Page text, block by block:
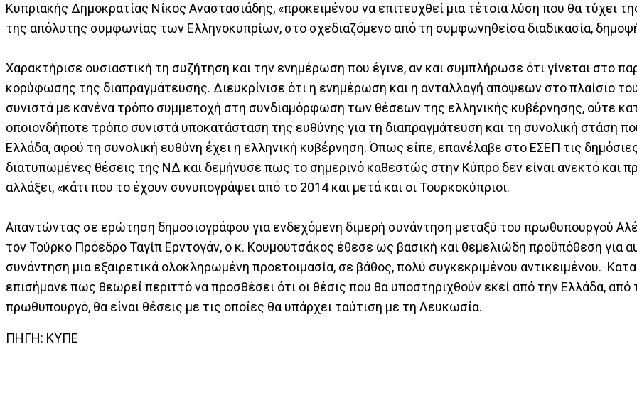
Κυπριακής Δημοκρατίας Νίκος Αναστασιάδης, «προκειμένου να επιτευχθεί μια τέτοια λύση που θα τύχει
της απόλυτης συμφωνίας των Ελληνοκυπρίων, στο σχεδιαζόμενο από τη συμφωνηθείσα διαδικασία,
Χαρακτήρισε ουσιαστική τη συζήτηση και την ενημέρωση που έγινε, αν και συμπλήρωσε ότι γίνεται στο
κορύφωσης της διαπραγμάτευσης. Διευκρίνισε ότι η ενημέρωση και η ανταλλαγή απόψεων στο πλαίσιο
συνιστά με κανένα τρόπο συμμετοχή στη συνδιαμόρφωση των θέσεων της ελληνικής κυβέρνησης, ούτε
οποιονδήποτε τρόπο συνιστά υποκατάσταση της ευθύνης για τη διαπραγμάτευση και τη συνολική στάση
Ελλάδα, αφού τη συνολική ευθύνη έχει η ελληνική κυβέρνηση. Όπως είπε, επανέλαβε στο ΕΣΕΠ τις
διατυπωμένες θέσεις της ΝΔ και δεμήνυσε πως το σημερινό καθεστώς στην Κύπρο δεν είναι ανεκτό και
αλλάξει, «κάτι που το έχουν συνυπογράψει από το 2014 και μετά και οι Τουρκοκύπριοι.
Απαντώντας σε ερώτηση δημοσιογράφου για ενδεχόμενη διμερή συνάντηση μεταξύ του πρωθυπουργού
τον Τούρκο Πρόεδρο Ταγίπ Ερντογάν, ο κ. Κουμουτσάκος έθεσε ως βασική και θεμελιώδη προϋπόθεση για
συνάντηση μια εξαιρετικά ολοκληρωμένη προετοιμασία, σε βάθος, πολύ συγκεκριμένου αντικειμένου.
επισήμανε πως θεωρεί περιττό να προσθέσει ότι οι θέσις που θα υποστηριχθούν εκεί από την Ελλάδα, από
πρωθυπουργό, θα είναι θέσεις με τις οποίες θα υπάρχει ταύτιση με τη Λευκωσία.
ΠΗΓΗ: ΚΥΠΕ